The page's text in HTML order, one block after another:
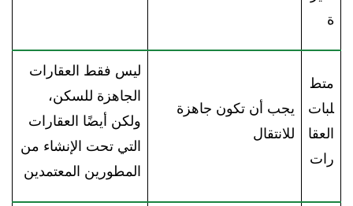
ة
متط
لبات
العقا
رات
يجب أن تكون جاهزة
للانتقال
ليس فقط العقارات
الجاهزة للسكن،
ولكن أيضًا العقارات
التي تحت الإنشاء من
المطورين المعتمدين